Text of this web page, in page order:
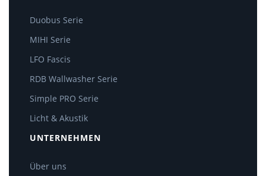
Duobus Serie
MIHI Serie
LFO Fascis
RDB Wallwasher Serie
Simple PRO Serie
Licht & Akustik
UNTERNEHMEN
Über uns